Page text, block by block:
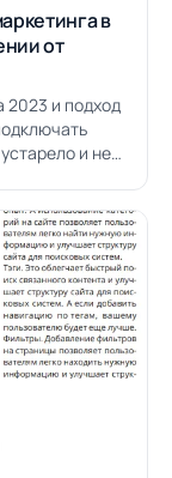
в
от
2023 и подход
и не